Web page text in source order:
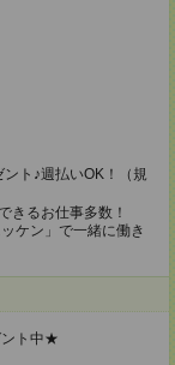
ト♪週払いOK！（規
きるお仕事多数！
ケン」で一緒に働き
ント中★